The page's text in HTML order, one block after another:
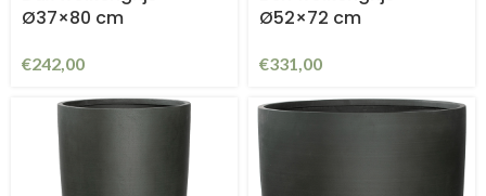
Ø37×80 cm
€242,00
Ø52×72 cm
€331,00